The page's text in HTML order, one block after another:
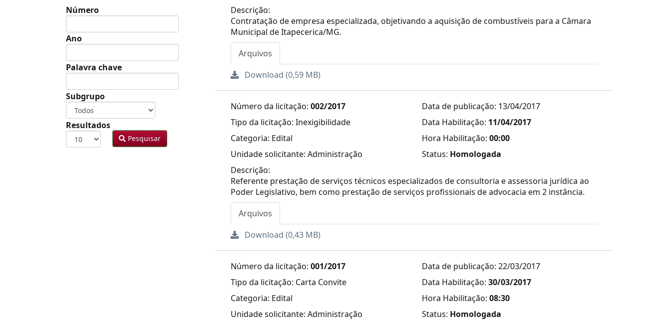
Descrição:
Contratação de empresa especializada, objetivando a aquisição de combustíveis para a Câmara
Municipal de Itapecerica/MG.
Arquivos
Download (0,59 MB)
Número da licitação: 002/2017
Tipo da licitação: Inexigibilidade
Categoria: Edital
Unidade solicitante: Administração
Data de publicação: 13/04/2017
Data Habilitação: 11/04/2017
Hora Habilitação: 00:00
Status: Homologada
Descrição:
Referente prestação de serviços técnicos especializados de consultoria e assessoria jurídica ao
Poder Legislativo, bem como prestação de serviços profissionais de advocacia em 2 instância.
Arquivos
Download (0,43 MB)
Número da licitação: 001/2017
Tipo da licitação: Carta Convite
Categoria: Edital
Unidade solicitante: Administração
Data de publicação: 22/03/2017
Data Habilitação: 30/03/2017
Hora Habilitação: 08:30
Status: Homologada
Número
Ano
Palavra chave
Subgrupo
Resultados
Pesquisar